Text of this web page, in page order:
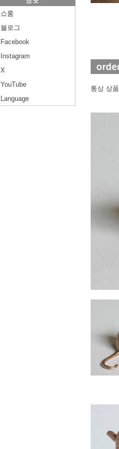
쇼룸
블로그
Facebook
Instagram
X
YouTube
Language
통상 상